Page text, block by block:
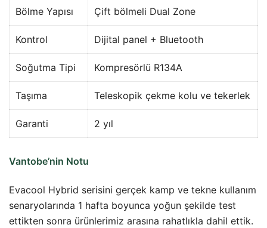
Bölme Yapısı Çift bölmeli Dual Zone
Kontrol Dijital panel + Bluetooth
Soğutma Tipi Kompresörlü R134A
Taşıma Teleskopik çekme kolu ve tekerlek
Garanti 2 yıl
Vantobe’nin Notu
Evacool Hybrid serisini gerçek kamp ve tekne kullanım
senaryolarında 1 hafta boyunca yoğun şekilde test
ettikten sonra ürünlerimiz arasına rahatlıkla dahil ettik.